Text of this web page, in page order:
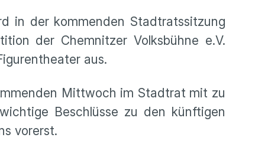
in der kommenden Stadtratssitzung
der Chemnitzer Volksbühne e.V.
aus.
Mittwoch im Stadtrat mit zu
Beschlüsse zu den künftigen
vorerst.